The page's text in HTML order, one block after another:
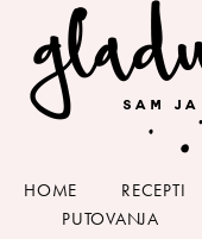
HOME RECEPTI
PUTOVANJA